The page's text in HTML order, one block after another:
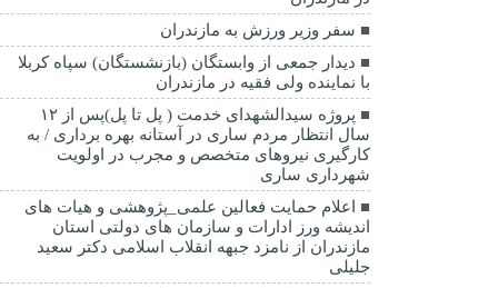
سفر وزیر ورزش به مازندران
دیدار جمعی از وابستگان (بازنشستگان) سپاه کربلا
با نماینده ولی فقیه در مازندران
پروژه سیدالشهدای خدمت ( پل تا پل)پس از ۱۲
سال انتظار مردم ساری در آستانه بهره برداری / به
کارگیری نیروهای متخصص و مجرب در اولویت
شهرداری ساری
اعلام حمایت فعالین علمی_پژوهشی و هیات های
اندیشه ورز ادارات و سازمان های دولتی استان
مازندران از نامزد جبهه انقلاب اسلامی دکتر سعید
جلیلی